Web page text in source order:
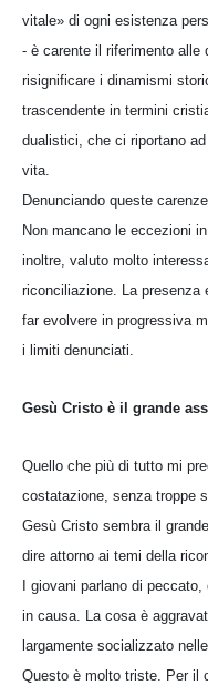
vitale» di ogni esistenza
- è carente il riferimento alle
risignificare i dinamismi
trascendente in termini
dualistici, che ci riportano
vita.
Denunciando queste
Non mancano le eccezioni
inoltre, valuto molto
riconciliazione. La presenza
far evolvere in progressiva
i limiti denunciati.
Gesù Cristo è il grande
Quello che più di tutto mi
costatazione, senza troppe
Gesù Cristo sembra il
dire attorno ai temi della
I giovani parlano di
in causa. La cosa è
largamente socializzato
Questo è molto triste. Per il